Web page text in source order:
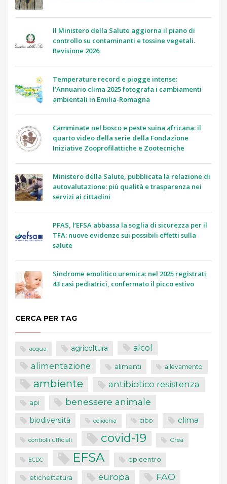
Il Ministero della Salute aggiorna il piano di
controllo su contaminanti e tossine vegetali.
Revisione 2026
Temperature record e piogge intense:
l’Annuario clima 2025 fotografa i cambiamenti
ambientali in Emilia-Romagna
Camminate nel bosco e peste suina africana: il
quarto video della serie della Fondazione
Iniziative Zooprofilattiche e Zootecniche
Ministero della Salute, pubblicata la relazione di
autovalutazione: più qualità e trasparenza nei
servizi ai cittadini
PFAS, l’EFSA abbassa la soglia di sicurezza per il
TFA: nuove evidenze sui possibili effetti sulla
salute
Sindrome emolitico uremica: nel 2025 registrati
43 casi pediatrici, confermato il picco estivo
CERCA PER TAG
acqua agricoltura alcol
alimentazione alimenti allevamento
ambiente antibiotico resistenza
api benessere animale
biodiversità celiachia cibo clima
controlli ufficiali covid-19 Crea
ECDC EFSA epicentro
etichettatura europa FAO